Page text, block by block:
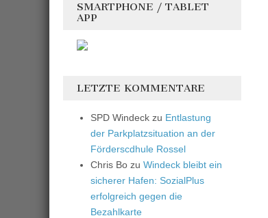
SMARTPHONE / TABLET
APP
LETZTE KOMMENTARE
SPD Windeck zu Entlastung
der Parkplatzsituation an der
Förderscdhule Rossel
Chris Bo zu Windeck bleibt ein
sicherer Hafen: SozialPlus
erfolgreich gegen die
Bezahlkarte